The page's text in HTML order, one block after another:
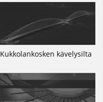
Kukkolankosken kävelysilta